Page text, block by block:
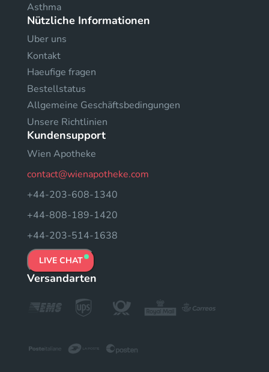
Asthma
Nützliche Informationen
Uber uns
Kontakt
Haeufige fragen
Bestellstatus
Allgemeine Geschäftsbedingungen
Unsere Richtlinien
Kundensupport
Wien Apotheke
contact@wienapotheke.com
+44-203-608-1340
+44-808-189-1420
+44-203-514-1638
LIVE CHAT
Versandarten